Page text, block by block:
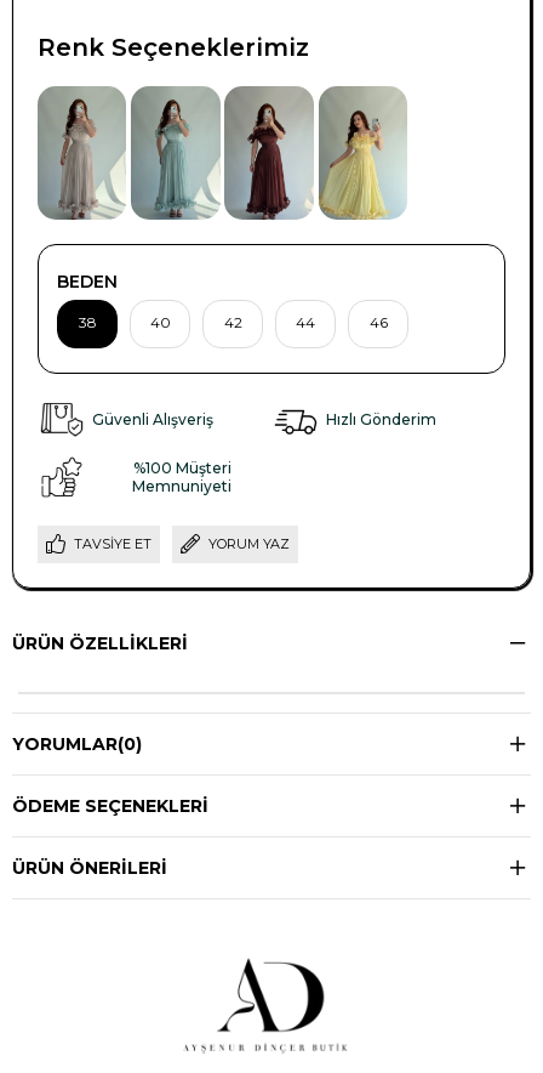
Renk Seçeneklerimiz
BEDEN
38 40 42 44 46
Güvenli Alışveriş Hızlı Gönderim
%100 Müşteri
Memnuniyeti
TAVSIYE ET YORUM YAZ
ÜRÜN ÖZELLIKLERI
YORUMLAR(0)
ÖDEME SEÇENEKLERI
ÜRÜN ÖNERILERI